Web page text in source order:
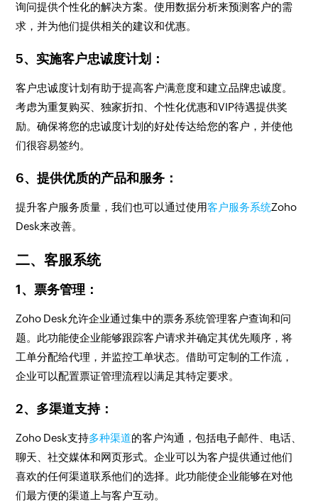
询问提供个性化的解决方案。使用数据分析来预测客户的需
求，并为他们提供相关的建议和优惠。
5、实施客户忠诚度计划：
客户忠诚度计划有助于提高客户满意度和建立品牌忠诚度。
考虑为重复购买、独家折扣、个性化优惠和VIP待遇提供奖
励。确保将您的忠诚度计划的好处传达给您的客户，并使他
们很容易签约。
6、提供优质的产品和服务：
提升客户服务质量，我们也可以通过使用客户服务系统Zoho
Desk来改善。
二、客服系统
1、票务管理：
Zoho Desk允许企业通过集中的票务系统管理客户查询和问
题。此功能使企业能够跟踪客户请求并确定其优先顺序，将
工单分配给代理，并监控工单状态。借助可定制的工作流，
企业可以配置票证管理流程以满足其特定要求。
2、多渠道支持：
Zoho Desk支持多种渠道的客户沟通，包括电子邮件、电话、
聊天、社交媒体和网页形式。企业可以为客户提供通过他们
喜欢的任何渠道联系他们的选择。此功能使企业能够在对他
们最方便的渠道上与客户互动。